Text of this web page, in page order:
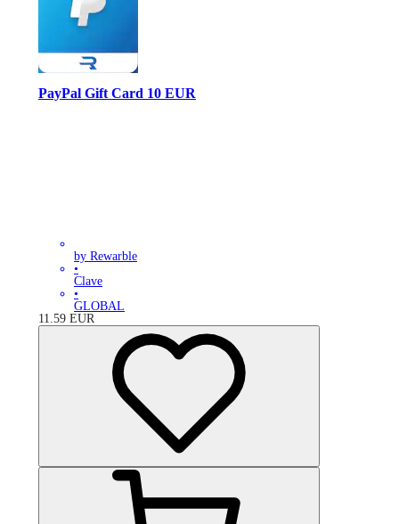
PayPal Gift Card 10 EUR
by Rewarble
•
Clave
•
GLOBAL
11.59 EUR